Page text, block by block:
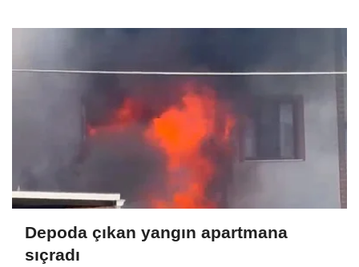
Depoda çıkan yangın apartmana
sıçradı